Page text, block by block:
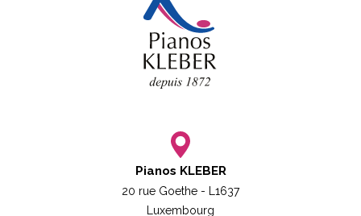
Pianos KLEBER
20 rue Goethe - L1637
Luxembourg​​